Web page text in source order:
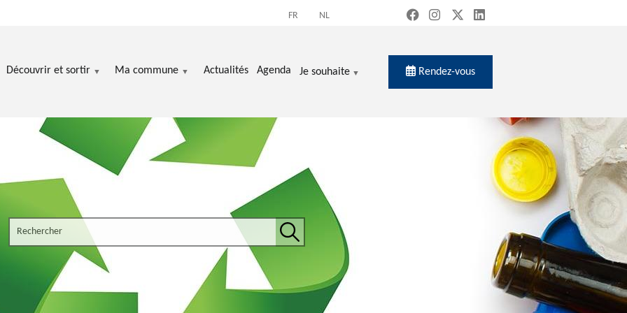
FR NL
Découvrir et sortir Ma commune Actualités Agenda Je souhaite Rendez-vous
Search the site
Rechercher